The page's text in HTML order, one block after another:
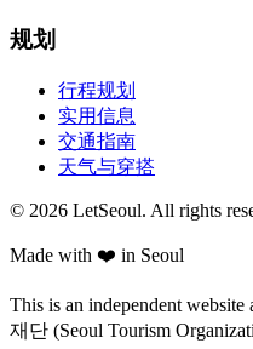
规划
行程规划
实用信息
交通指南
天气与穿搭
© 2026 LetSeoul. All rights
Made with ❤️ in Seoul
This is an independent
재단 (Seoul Tourism